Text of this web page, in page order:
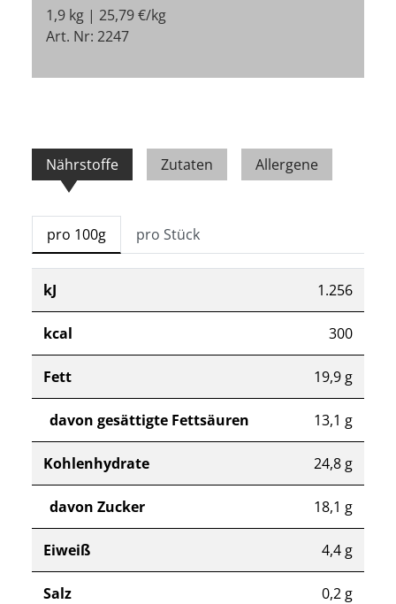
1,9 kg | 25,79 €/kg
Art. Nr: 2247
Nährstoffe Zutaten Allergene
pro 100g pro Stück
kJ 1.256
kcal 300
Fett 19,9 g
davon gesättigte Fettsäuren 13,1 g
Kohlenhydrate 24,8 g
davon Zucker 18,1 g
Eiweiß 4,4 g
Salz 0,2 g